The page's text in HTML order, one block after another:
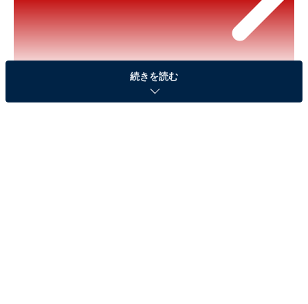
※以下のセール情報は2025年11月5日17時45分現在のも
続きを読む